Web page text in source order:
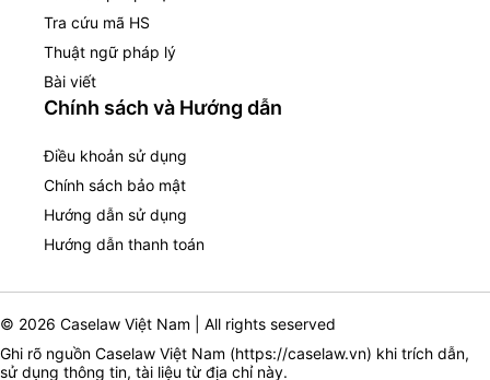
Tra cứu mã HS
Thuật ngữ pháp lý
Bài viết
Chính sách và Hướng dẫn
Điều khoản sử dụng
Chính sách bảo mật
Hướng dẫn sử dụng
Hướng dẫn thanh toán
© 2026 Caselaw Việt Nam | All rights seserved
Ghi rõ nguồn Caselaw Việt Nam (https://caselaw.vn) khi trích dẫn,
sử dụng thông tin, tài liệu từ địa chỉ này.